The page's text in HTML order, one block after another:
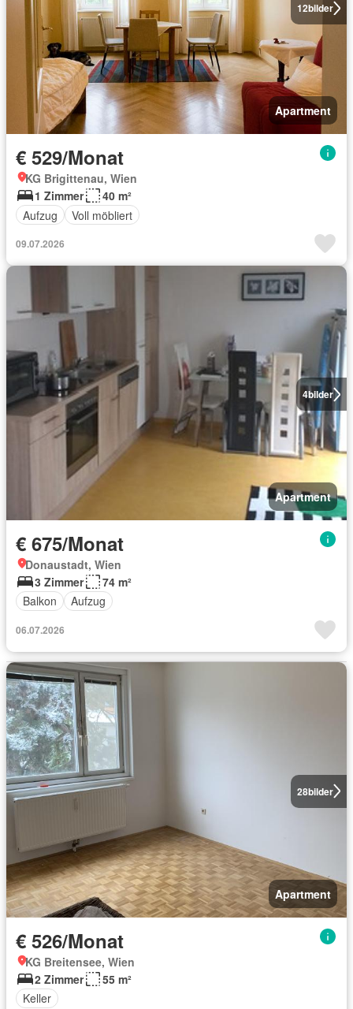
12bilder
Apartment
€ 529/Monat
KG Brigittenau, Wien
1 Zimmer
40 m²
Aufzug
Voll möbliert
09.07.2026
4bilder
Apartment
€ 675/Monat
Donaustadt, Wien
3 Zimmer
74 m²
Balkon
Aufzug
06.07.2026
28bilder
Apartment
€ 526/Monat
KG Breitensee, Wien
2 Zimmer
55 m²
Keller